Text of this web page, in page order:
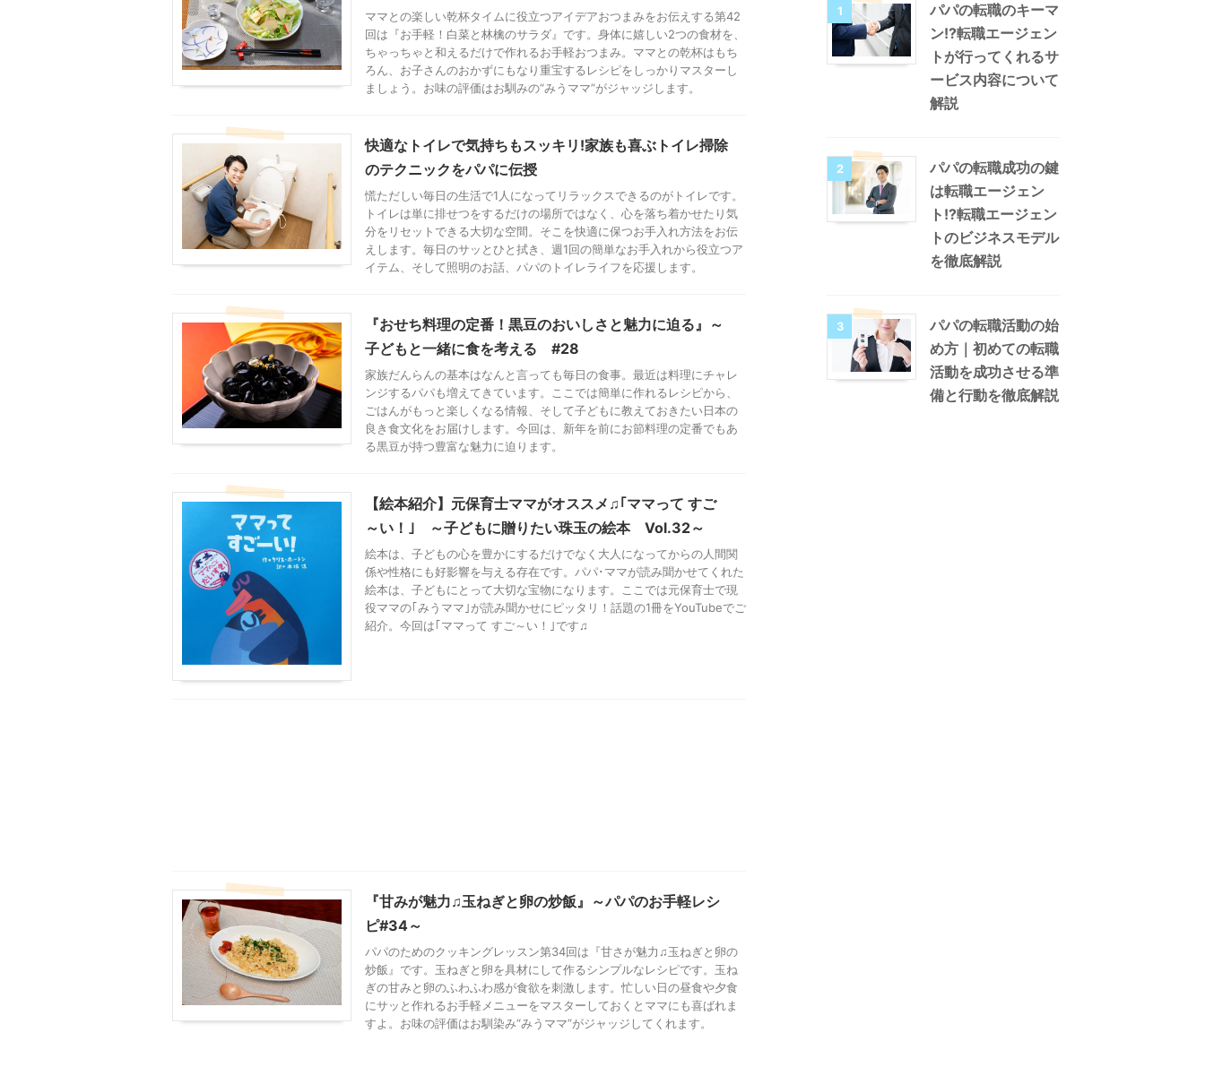
ママとの楽しい乾杯タイムに役立つアイデアおつまみをお伝えする第42
回は『お手軽！白菜と林檎のサラダ』です。身体に嬉しい2つの食材を、
ちゃっちゃと和えるだけで作れるお手軽おつまみ。ママとの乾杯はもち
ろん、お子さんのおかずにもなり重宝するレシピをしっかりマスターし
ましょう。お味の評価はお馴みの“みうママ”がジャッジします。
快適なトイレで気持ちもスッキリ!家族も喜ぶトイレ掃除
のテクニックをパパに伝授
慌ただしい毎日の生活で1人になってリラックスできるのがトイレです。
トイレは単に排せつをするだけの場所ではなく、心を落ち着かせたり気
分をリセットできる大切な空間。そこを快適に保つお手入れ方法をお伝
えします。毎日のサッとひと拭き、週1回の簡単なお手入れから役立つア
イテム、そして照明のお話、パパのトイレライフを応援します。
『おせち料理の定番！黒豆のおいしさと魅力に迫る』～
子どもと一緒に食を考える #28
家族だんらんの基本はなんと言っても毎日の食事。最近は料理にチャレ
ンジするパパも増えてきています。ここでは簡単に作れるレシピから、
ごはんがもっと楽しくなる情報、そして子どもに教えておきたい日本の
良き食文化をお届けします。今回は、新年を前にお節料理の定番でもあ
る黒豆が持つ豊富な魅力に迫ります。
【絵本紹介】元保育士ママがオススメ♫｢ママって すご
～い！｣ ～子どもに贈りたい珠玉の絵本 Vol.32～
絵本は、子どもの心を豊かにするだけでなく大人になってからの人間関
係や性格にも好影響を与える存在です。パパ･ママが読み聞かせてくれた
絵本は、子どもにとって大切な宝物になります。ここでは元保育士で現
役ママの｢みうママ｣が読み聞かせにピッタリ！話題の1冊をYouTubeでご
紹介。今回は｢ママって すご～い！｣です♫
『甘みが魅力♫玉ねぎと卵の炒飯』～パパのお手軽レシ
ピ#34～
パパのためのクッキングレッスン第34回は『甘さが魅力♫玉ねぎと卵の
炒飯』です。玉ねぎと卵を具材にして作るシンプルなレシピです。玉ね
ぎの甘みと卵のふわふわ感が食欲を刺激します。忙しい日の昼食や夕食
にサッと作れるお手軽メニューをマスターしておくとママにも喜ばれま
すよ。お味の評価はお馴染み“みうママ”がジャッジしてくれます。
1
パパの転職のキーマ
ン!?転職エージェン
トが行ってくれるサ
ービス内容について
解説
2
パパの転職成功の鍵
は転職エージェン
ト!?転職エージェン
トのビジネスモデル
を徹底解説
3
パパの転職活動の始
め方｜初めての転職
活動を成功させる準
備と行動を徹底解説